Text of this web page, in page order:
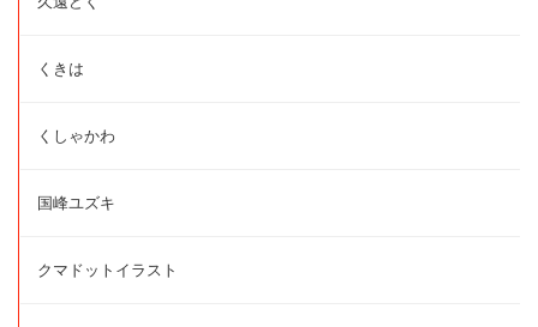
くきは
くしゃかわ
国峰ユズキ
クマドットイラスト